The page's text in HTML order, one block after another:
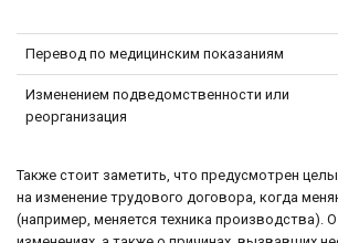
Перевод по медицинским показаниям
Изменением подведомственности или
реорганизация
Также стоит заметить, что предусмотрен
на изменение трудового договора, когда
(например, меняется техника производства).